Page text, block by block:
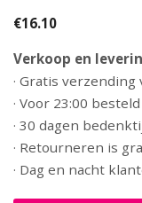
€16.10
Verkoop en
· Gratis verzending
· Voor 23:00
· 30 dagen
· Retourneren is
· Dag en nacht